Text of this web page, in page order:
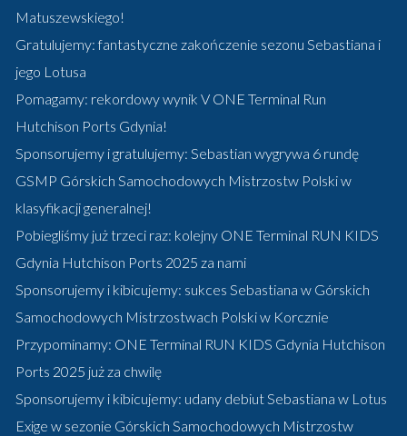
Matuszewskiego!
Gratulujemy: fantastyczne zakończenie sezonu Sebastiana i
jego Lotusa
Pomagamy: rekordowy wynik V ONE Terminal Run
Hutchison Ports Gdynia!
Sponsorujemy i gratulujemy: Sebastian wygrywa 6 rundę
GSMP Górskich Samochodowych Mistrzostw Polski w
klasyfikacji generalnej!
Pobiegliśmy już trzeci raz: kolejny ONE Terminal RUN KIDS
Gdynia Hutchison Ports 2025 za nami
Sponsorujemy i kibicujemy: sukces Sebastiana w Górskich
Samochodowych Mistrzostwach Polski w Korcznie
Przypominamy: ONE Terminal RUN KIDS Gdynia Hutchison
Ports 2025 już za chwilę
Sponsorujemy i kibicujemy: udany debiut Sebastiana w Lotus
Exige w sezonie Górskich Samochodowych Mistrzostw